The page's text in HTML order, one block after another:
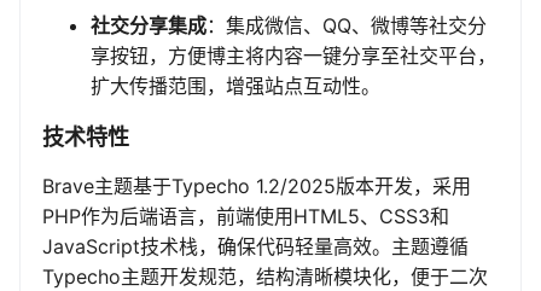
社交分享集成：集成微信、QQ、微博等社交分
享按钮，方便博主将内容一键分享至社交平台，
扩大传播范围，增强站点互动性。
技术特性
Brave主题基于Typecho 1.2/2025版本开发，采用
PHP作为后端语言，前端使用HTML5、CSS3和
JavaScript技术栈，确保代码轻量高效。主题遵循
Typecho主题开发规范，结构清晰模块化，便于二次